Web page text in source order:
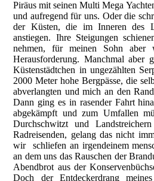
Piräus mit seinen Multi Mega
und aufregend für uns. Oder die
der Küsten, die im Inneren des
anstiegen. Ihre Steigungen
nehmen, für meinen Sohn aber
Herausforderung. Manchmal aber
Küstenstädtchen in ungezählten
2000 Meter hohe Bergpässe, die
abverlangten und mich an den
Dann ging es in rasender Fahrt
abgekämpft und zum Umfallen
Durchschwitzt und
Radreisenden, gelang das nicht
wir schliefen an irgendeinem
an dem uns das Rauschen der
Abendbrot aus der
Doch der Entdeckerdrang